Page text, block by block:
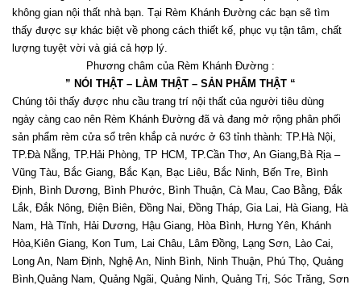
không gian nội thất nhà bạn. Tại Rèm Khánh Đường các bạn sẽ tìm
thấy được sự khác biệt về phong cách thiết kế, phục vụ tận tâm, chất
lượng tuyệt vời và giá cả hợp lý.
Phương châm của Rèm Khánh Đường :
” NÓI THẬT – LÀM THẬT – SẢN PHẨM THẬT “
Chúng tôi thấy được nhu cầu trang trí nội thất của người tiêu dùng
ngày càng cao nên Rèm Khánh Đường đã và đang mở rộng phân phối
sản phẩm rèm cửa sổ trên khắp cả nước ở 63 tỉnh thành: TP.Hà Nội,
TP.Đà Nẵng, TP.Hải Phòng, TP HCM, TP.Cần Thơ, An Giang,Bà Rịa –
Vũng Tàu, Bắc Giang, Bắc Kạn, Bạc Liêu, Bắc Ninh, Bến Tre, Bình
Định, Bình Dương, Bình Phước, Bình Thuận, Cà Mau, Cao Bằng, Đắk
Lắk, Đắk Nông, Điện Biên, Đồng Nai, Đồng Tháp, Gia Lai, Hà Giang, Hà
Nam, Hà Tĩnh, Hải Dương, Hậu Giang, Hòa Bình, Hưng Yên, Khánh
Hòa,Kiên Giang, Kon Tum, Lai Châu, Lâm Đồng, Lạng Sơn, Lào Cai,
Long An, Nam Định, Nghệ An, Ninh Bình, Ninh Thuận, Phú Thọ, Quảng
Bình,Quảng Nam, Quảng Ngãi, Quảng Ninh, Quảng Trị, Sóc Trăng, Sơn